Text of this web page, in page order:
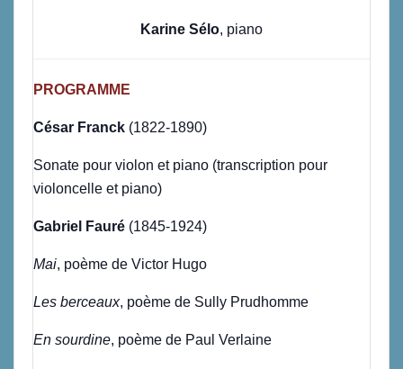
Karine Sélo, piano
PROGRAMME
César Franck (1822-1890)
Sonate pour violon et piano (transcription pour
violoncelle et piano)
Gabriel Fauré (1845-1924)
Mai, poème de Victor Hugo
Les berceaux, poème de Sully Prudhomme
En sourdine, poème de Paul Verlaine